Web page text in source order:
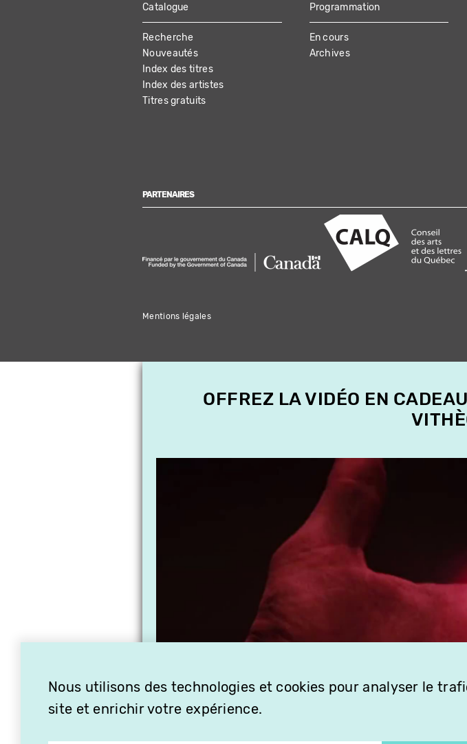
MAIN
NAVIGATION
Catalogue
Recherche
Nouveautés
Index des titres
Index des artistes
Titres gratuits
Programmation
En cours
Archives
PARTENAIRES
Mentions légales
Nous utilisons des technologies et cookies pour analyser le
site et enrichir votre expérience.
OFFREZ LA VIDÉO EN